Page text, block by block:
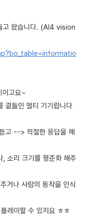
고 왔습니다. (AI4 vision
이고요~
곁들인 멀티 기기랍니다
고 --> 적절한 응답을 해
소리 크기를 평준화 해주
거나 사람의 동작을 인식
레이할 수 있지요 ㅎㅎ